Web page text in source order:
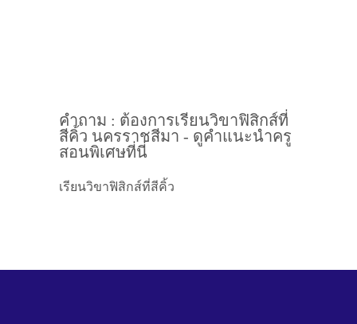
คำถาม : ต้องการเรียนวิขาฟิสิกส์ที่
สีคิ้ว นครราชสีมา - ดูคำแนะนำครู
สอนพิเศษที่นี่
เรียนวิขาฟิสิกส์ที่สีคิ้ว